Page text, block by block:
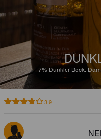
7% Dunkler Bock.
3.9